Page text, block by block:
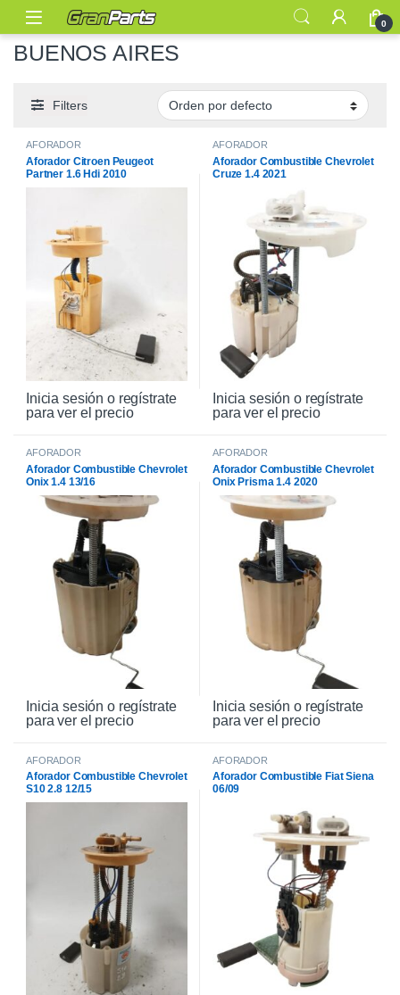
0
BUENOS AIRES
Filters
AFORADOR
Aforador Citroen Peugeot
Partner 1.6 Hdi 2010
Inicia sesión o regístrate
para ver el precio
AFORADOR
Aforador Combustible Chevrolet
Cruze 1.4 2021
Inicia sesión o regístrate
para ver el precio
AFORADOR
Aforador Combustible Chevrolet
Onix 1.4 13/16
Inicia sesión o regístrate
para ver el precio
AFORADOR
Aforador Combustible Chevrolet
Onix Prisma 1.4 2020
Inicia sesión o regístrate
para ver el precio
AFORADOR
Aforador Combustible Chevrolet
S10 2.8 12/15
AFORADOR
Aforador Combustible Fiat Siena
06/09